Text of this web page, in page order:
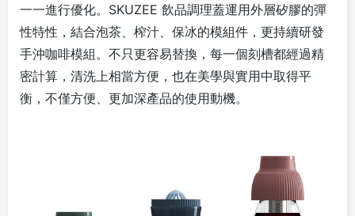
一一進行優化。SKUZEE 飲品調理蓋運用外層矽膠的彈
性特性，結合泡茶、榨汁、保冰的模組件，更持續研發
手沖咖啡模組。不只更容易替換，每一個刻槽都經過精
密計算，清洗上相當方便，也在美學與實用中取得平
衡，不僅方便、更加深產品的使用動機。